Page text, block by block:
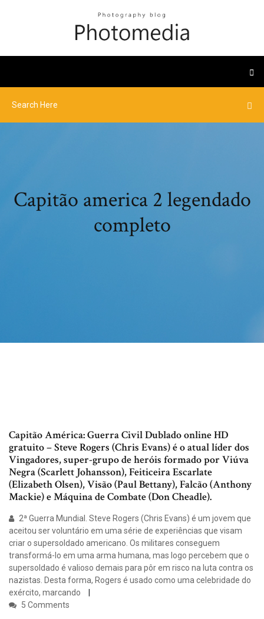
Capitão america 2 legendado
completo
Capitão América: Guerra Civil Dublado online HD
gratuito – Steve Rogers (Chris Evans) é o atual líder dos
Vingadores, super-grupo de heróis formado por Viúva
Negra (Scarlett Johansson), Feiticeira Escarlate
(Elizabeth Olsen), Visão (Paul Bettany), Falcão (Anthony
Mackie) e Máquina de Combate (Don Cheadle).
2ª Guerra Mundial. Steve Rogers (Chris Evans) é um jovem que
aceitou ser voluntário em uma série de experiências que visam
criar o supersoldado americano. Os militares conseguem
transformá-lo em uma arma humana, mas logo percebem que o
supersoldado é valioso demais para pôr em risco na luta contra os
nazistas. Desta forma, Rogers é usado como uma celebridade do
exército, marcando
5 Comments